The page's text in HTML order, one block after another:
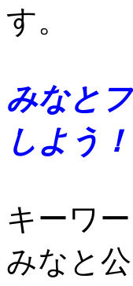
す。
みなと
しよう！
キーワ
みなと